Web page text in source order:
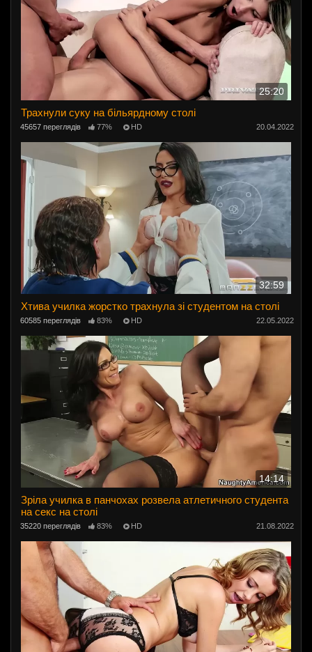
25:20
Трахнули суку на більярдному столі
45657 переглядів 77% HD 20.04.2022
32:59
Хтива училка жорстко трахнула зі студентом на столі
60585 переглядів 83% HD 22.05.2022
14:14
Зріла училка в панчохах розвела атлетичного студента
на секс на столі
35220 переглядів 83% HD 21.08.2022